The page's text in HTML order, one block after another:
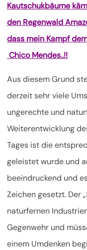
Kautschukbäume
den Regenwald
dass mein Kampf
Chico Mendes..!!
Aus diesem Grund
derzeit sehr viele
ungerechte und
Weiterentwicklung
Tages ist die
geleistet wurde und
beeindruckend und
Zeichen gesetzt. Der
naturfernen
Gegenwehr und
einem Umdenken